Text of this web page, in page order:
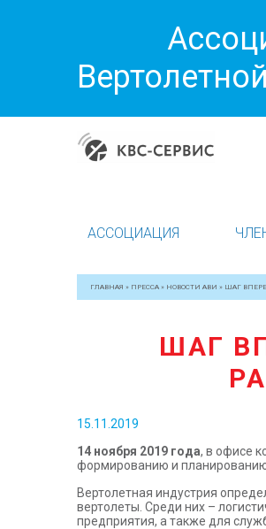
АССОЦИАЦИЯ
ГЛАВНАЯ » ПРЕССА » НОВОСТИ АВИ » ШАГ
ШАГ
15.11.2019
14 ноября 2019 года, в офисе
формированию и
Вертолетная индустрия
вертолеты. Среди них –
предприятия, а также для